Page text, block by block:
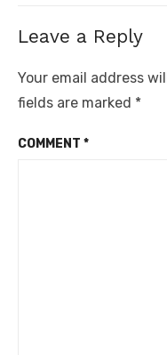
Leave a Reply
Your email address
fields are marked *
COMMENT *